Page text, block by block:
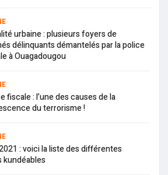
urbaine : plusieurs foyers de
délinquants démantelés par la police
à Ouagadougou
fiscale : l’une des causes de la
du terrorisme !
: voici la liste des différentes